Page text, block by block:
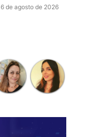
6 de agosto de 2026